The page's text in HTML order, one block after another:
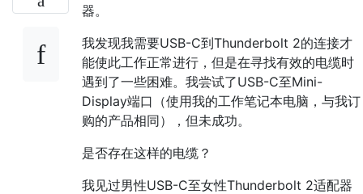
器。
我发现我需要USB-C到Thunderbolt 2的连接才
能使此工作正常进行，但是在寻找有效的电缆时
遇到了一些困难。我尝试了USB-C至Mini-
Display端口（使用我的工作笔记本电脑，与我订
购的产品相同），但未成功。
是否存在这样的电缆？
我见过男性USB-C至女性Thunderbolt 2适配器